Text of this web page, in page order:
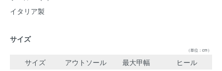
イタリア製
サイズ
（単位：cm）
サイズ アウトソール 最大甲幅
ヒール